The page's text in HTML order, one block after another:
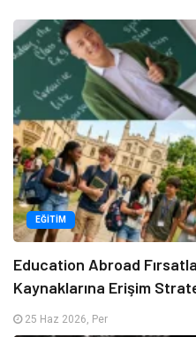
EĞITIM
Education Abroad
Kaynaklarına Erişim
25 Haz 2026, Per